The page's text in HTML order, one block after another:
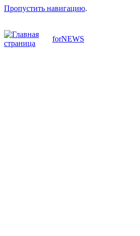
Пропустить навигацию.
forNEWS